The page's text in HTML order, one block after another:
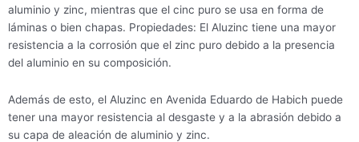
aluminio y zinc, mientras que el cinc puro se usa en forma de
láminas o bien chapas. Propiedades: El Aluzinc tiene una mayor
resistencia a la corrosión que el zinc puro debido a la presencia
del aluminio en su composición.
Además de esto, el Aluzinc en Avenida Eduardo de Habich puede
tener una mayor resistencia al desgaste y a la abrasión debido a
su capa de aleación de aluminio y zinc.